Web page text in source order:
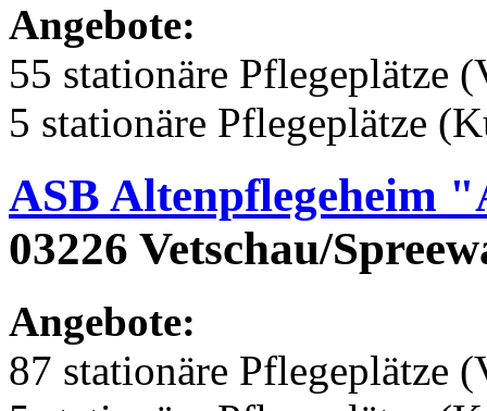
Angebote:
55 stationäre Pflegeplätze
5 stationäre Pflegeplätze
ASB Altenpflegeheim
03226 Vetschau/
Angebote:
87 stationäre Pflegeplätze